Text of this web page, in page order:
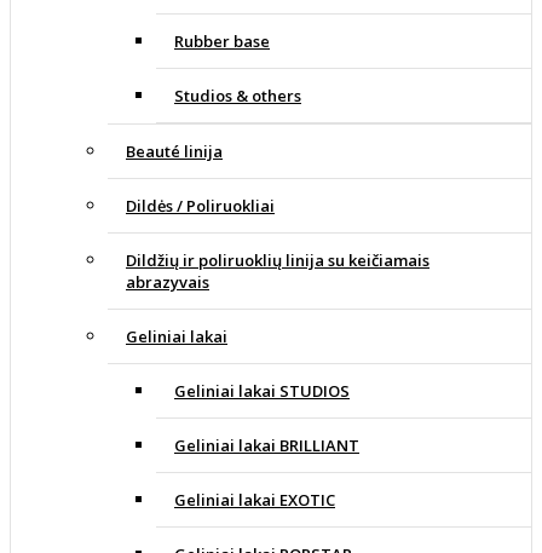
Rubber base
Studios & others
Beauté linija
Dildės / Poliruokliai
Dildžių ir poliruoklių linija su keičiamais
abrazyvais
Geliniai lakai
Geliniai lakai STUDIOS
Geliniai lakai BRILLIANT
Geliniai lakai EXOTIC